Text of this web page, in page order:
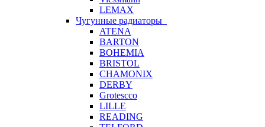
LEMAX
Чугунные радиаторы
ATENA
BARTON
BOHEMIA
BRISTOL
CHAMONIX
DERBY
Grotescco
LILLE
READING